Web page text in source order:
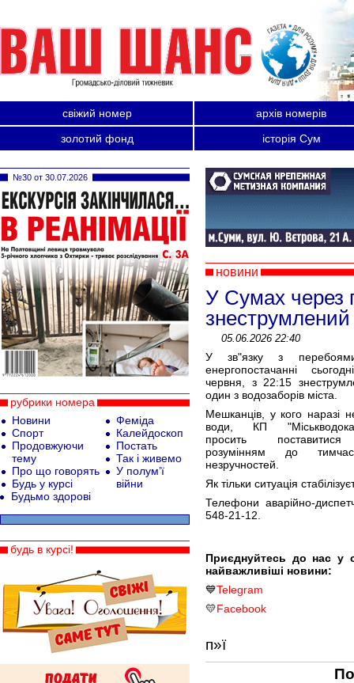
свіжий номер
архів номерів
золотий фонд
історія Сум
новини
У Сумах через
знеструмлений
05.06.2026 22:40
У зв"язку з
енергопостачанні
червня, з 22:15
один з водозаборів міста.
Мешканців, у кого наразі
води, КП
просить
розумінням до
незручностей.
Як тільки ситуація
Телефони аварійно-
548-21-12.
Приєднуйтесь до нас у
найважливіші новини:
💙Telegram
💛Facebook
п»ї
№30 от 30.07.2026
рубрики номера
Новини
Спорт
Продовжуючи
тему
Про що говорять
Будь у курсі
Феміда
Калейдоскоп
Постать
Так і живемо
У полум’ї
війни
Будьмо здорові
будь в курсі!